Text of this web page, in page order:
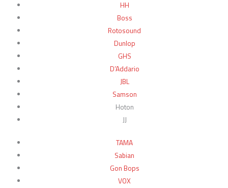
HH
Boss
Rotosound
Dunlop
GHS
D’Addario
JBL
Samson
Hoton
JJ
TAMA
Sabian
Gon Bops
VOX